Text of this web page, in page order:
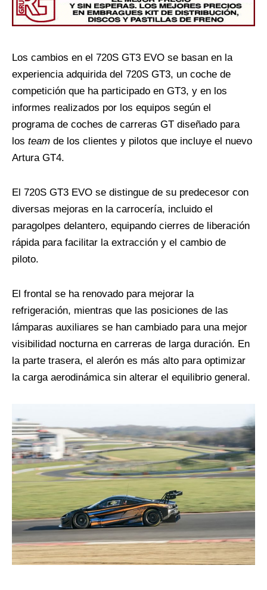
Los cambios en el 720S GT3 EVO se basan en la
experiencia adquirida del 720S GT3, un coche de
competición que ha participado en GT3, y en los
informes realizados por los equipos según el
programa de coches de carreras GT diseñado para
los team de los clientes y pilotos que incluye el nuevo
Artura GT4.
El 720S GT3 EVO se distingue de su predecesor con
diversas mejoras en la carrocería, incluido el
paragolpes delantero, equipando cierres de liberación
rápida para facilitar la extracción y el cambio de
piloto.
El frontal se ha renovado para mejorar la
refrigeración, mientras que las posiciones de las
lámparas auxiliares se han cambiado para una mejor
visibilidad nocturna en carreras de larga duración. En
la parte trasera, el alerón es más alto para optimizar
la carga aerodinámica sin alterar el equilibrio general.